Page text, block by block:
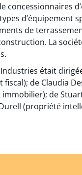
concessionnaires
d’équipement
de
La
était
de Claudia
de
(propriété